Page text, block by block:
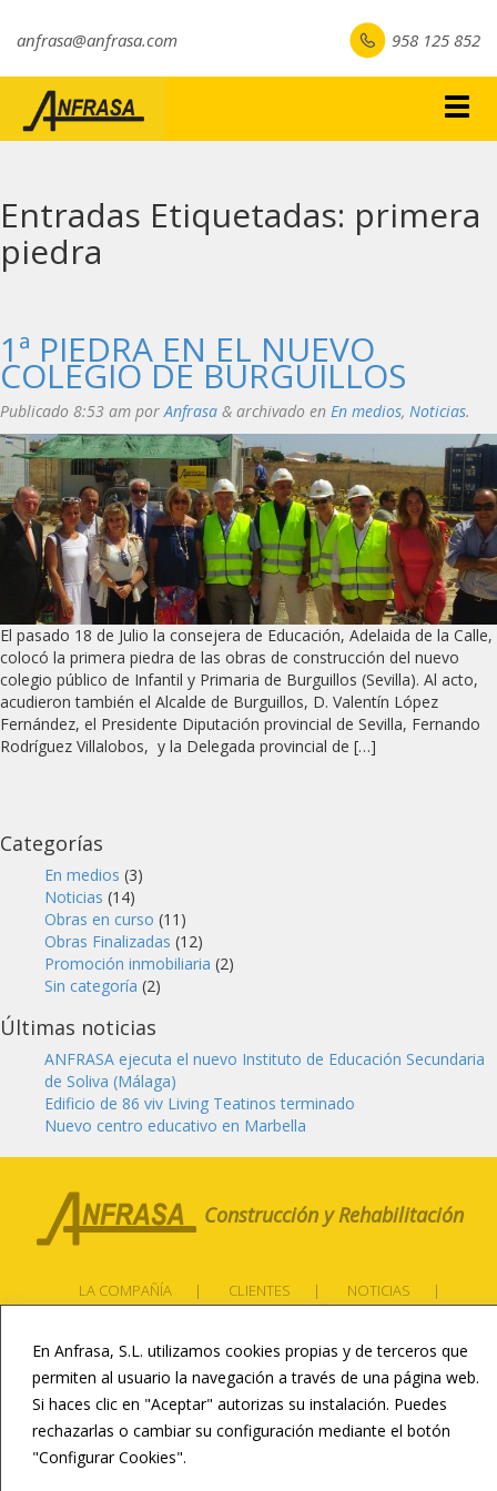
En Anfrasa, S.L. utilizamos cookies propias y de terceros que
permiten al usuario la navegación a través de una página web.
Si haces clic en "Aceptar" autorizas su instalación. Puedes
rechazarlas o cambiar su configuración mediante el botón
"Configurar Cookies".
anfrasa@anfrasa.com 958 125 852
Entradas Etiquetadas: primera
piedra
1ª PIEDRA EN EL NUEVO
COLEGIO DE BURGUILLOS
Publicado 8:53 am porAnfrasa & archivado en En medios, Noticias.
El pasado 18 de Julio la consejera de Educación, Adelaida de la Calle,
colocó la primera piedra de las obras de construcción del nuevo
colegio público de Infantil y Primaria de Burguillos (Sevilla). Al acto,
acudieron también el Alcalde de Burguillos, D. Valentín López
Fernández, el Presidente Diputación provincial de Sevilla, Fernando
Rodríguez Villalobos, y la Delegada provincial de […]
Categorías
En medios (3)
Noticias (14)
Obras en curso (11)
Obras Finalizadas (12)
Promoción inmobiliaria (2)
Sin categoría (2)
Últimas noticias
ANFRASA ejecuta el nuevo Instituto de Educación Secundaria
de Soliva (Málaga)
Edificio de 86 viv Living Teatinos terminado
Nuevo centro educativo en Marbella
Construcción y Rehabilitación
LA COMPAÑÍA CLIENTES
NOTICIAS
CONSTRUCCIÓN DEPORTIVA
INFRAESTRUCTURAS
REHABILITACIÓN
RESIDENCIAL Y HOTELERA
CONSTRUCCIÓN EDUCATIVA